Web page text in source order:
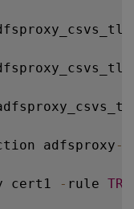
adfsproxy -
cert1 - rule